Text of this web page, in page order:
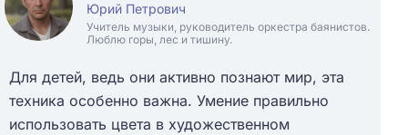
Юрий Петрович
Учитель музыки, руководитель оркестра баянистов.
Люблю горы, лес и тишину.
Для детей, ведь они активно познают мир, эта
техника особенно важна. Умение правильно
использовать цвета в художественном